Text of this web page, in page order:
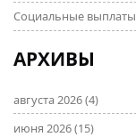
Социальные выплаты
АРХИВЫ
августа 2026(4)
июня 2026(15)